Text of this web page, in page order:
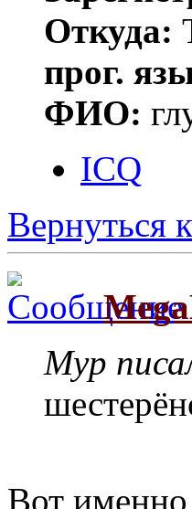
Откуда:
прог.
ФИО:
ICQ
Вернуться
Myp
Вот